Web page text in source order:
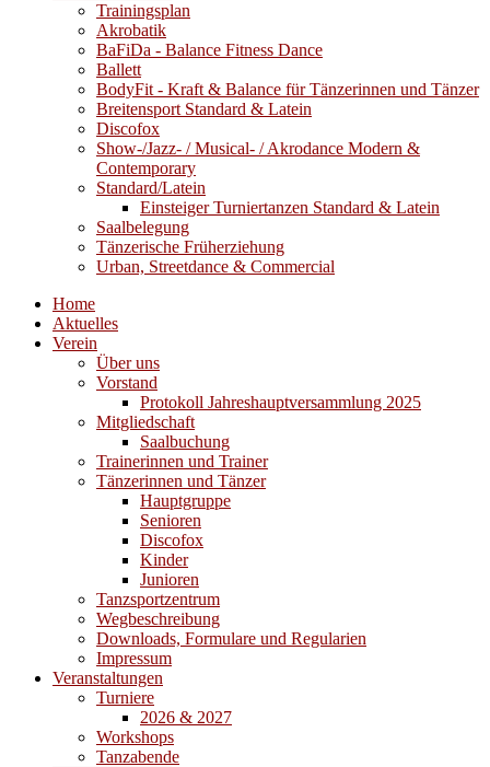
Trainingsplan
Akrobatik
BaFiDa - Balance Fitness Dance
Ballett
BodyFit - Kraft & Balance für Tänzerinnen und Tänzer
Breitensport Standard & Latein
Discofox
Show-/Jazz- / Musical- / Akrodance Modern &
Contemporary
Standard/Latein
Einsteiger Turniertanzen Standard & Latein
Saalbelegung
Tänzerische Früherziehung
Urban, Streetdance & Commercial
Home
Aktuelles
Verein
Über uns
Vorstand
Protokoll Jahreshauptversammlung 2025
Mitgliedschaft
Saalbuchung
Trainerinnen und Trainer
Tänzerinnen und Tänzer
Hauptgruppe
Senioren
Discofox
Kinder
Junioren
Tanzsportzentrum
Wegbeschreibung
Downloads, Formulare und Regularien
Impressum
Veranstaltungen
Turniere
2026 & 2027
Workshops
Tanzabende